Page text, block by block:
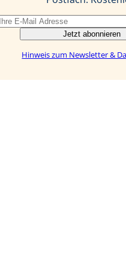
Jetzt abonnieren
Hinweis zum Newsletter &